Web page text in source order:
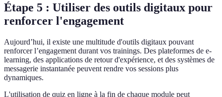
Étape 5 : Utiliser des outils digitaux pour
renforcer l'engagement
Aujourd’hui, il existe une multitude d'outils digitaux pouvant
renforcer l’engagement durant vos trainings. Des plateformes de e-
learning, des applications de retour d'expérience, et des systèmes de
messagerie instantanée peuvent rendre vos sessions plus
dynamiques.
L'utilisation de quiz en ligne à la fin de chaque module peut